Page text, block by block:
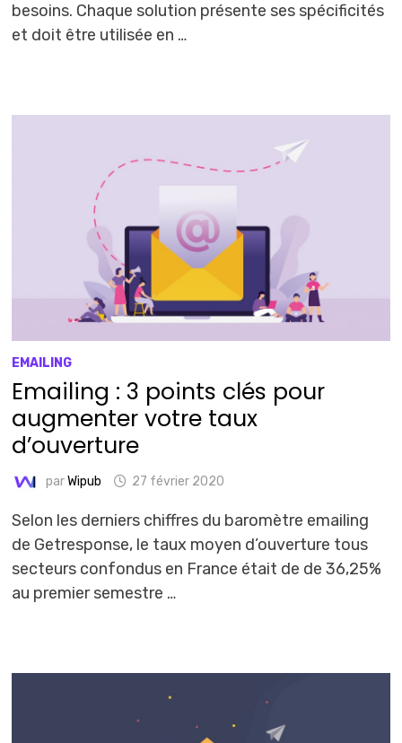
besoins. Chaque solution présente ses spécificités
et doit être utilisée en …
EMAILING
Emailing : 3 points clés pour
augmenter votre taux
d’ouverture
parWipub 27 février 2020
Selon les derniers chiffres du baromètre emailing
de Getresponse, le taux moyen d’ouverture tous
secteurs confondus en France était de de 36,25%
au premier semestre …